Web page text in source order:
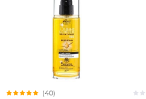
(40)